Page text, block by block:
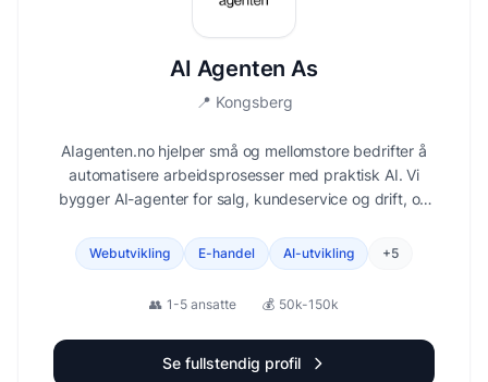
AI Agenten As
📍 Kongsberg
AIagenten.no hjelper små og mellomstore bedrifter å
automatisere arbeidsprosesser med praktisk AI. Vi
bygger AI-agenter for salg, kundeservice og drift, og
din bedrift.
Webutvikling E-handel AI-utvikling +5
👥 1-5 ansatte 💰 50k-150k
Se fullstendig profil